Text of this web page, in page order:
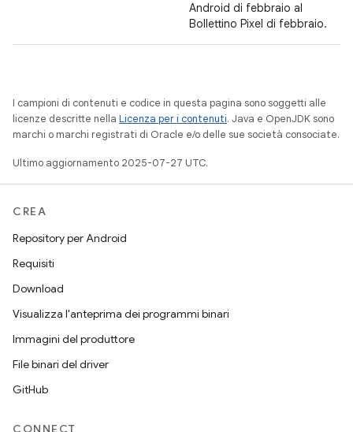
Android di febbraio al
Bollettino Pixel di febbraio.
I campioni di contenuti e codice in questa pagina sono soggetti alle
licenze descritte nella Licenza per i contenuti. Java e OpenJDK sono
marchi o marchi registrati di Oracle e/o delle sue società consociate.
Ultimo aggiornamento 2025-07-27 UTC.
CREA
Repository per Android
Requisiti
Download
Visualizza l'anteprima dei programmi binari
Immagini del produttore
File binari del driver
GitHub
CONNECT